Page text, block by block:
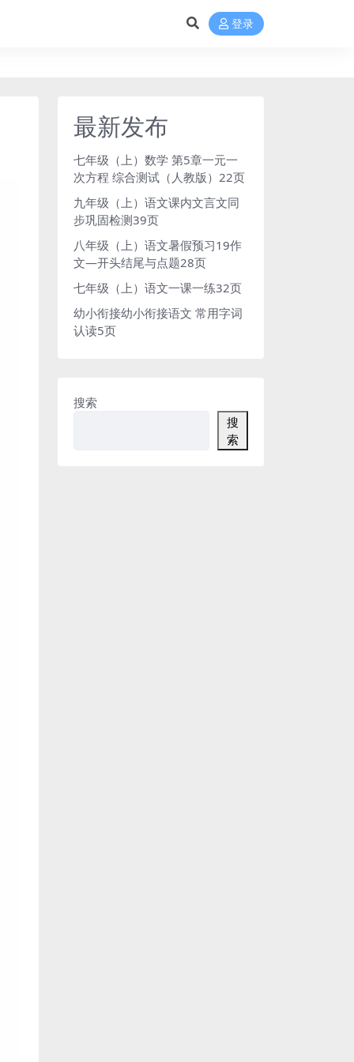
登录
最新发布
七年级（上）数学 第5章一元一
次方程 综合测试（人教版）22页
九年级（上）语文课内文言文同
步巩固检测39页
八年级（上）语文暑假预习19作
文—开头结尾与点题28页
七年级（上）语文一课一练32页
幼小衔接幼小衔接语文 常用字词
认读5页
搜索
搜
索